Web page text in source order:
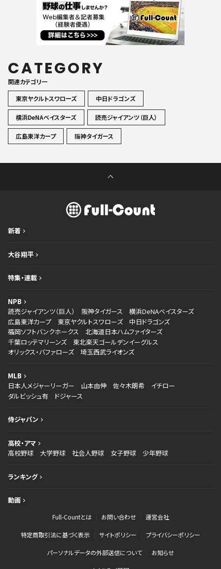
CATEGORY
関連カテゴリ一
東京ヤクルトスワローズ
中日ドラゴンズ
横浜DeNAベイスターズ 読売ジャイアンツ（巨人）
広島東洋カープ 阪神タイガース
新着
大谷翔平
特集・連載
NPB
読売ジャイアンツ（巨人）
阪神タイガース
横浜DeNAベイスターズ
広島東洋カープ
東京ヤクルトスワローズ
中日ドラゴンズ
福岡ソフトバンクホークス
北海道日本ハムファイターズ
千葉ロッテマリーンズ
東北楽天ゴールデンイーグルス
オリックス・バファローズ
埼玉西武ライオンズ
MLB
日本人メジャーリーガー
山本由伸 佐々木朗希
イチロー
ダルビッシュ有
ドジャース
侍ジャパン
高校・アマ
高校野球
大学野球 社会人野球 女子野球 少年野球
ランキング
動画
Full-Countとは お問い合わせ 運営会社
特定商取引法に基づく表示 サイトポリシー プライバシーポリシー
パーソナルデータの外部送信について お知らせ